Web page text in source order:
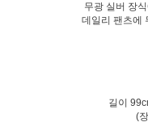
무광 실버 장
데일리 팬츠에
길이
(